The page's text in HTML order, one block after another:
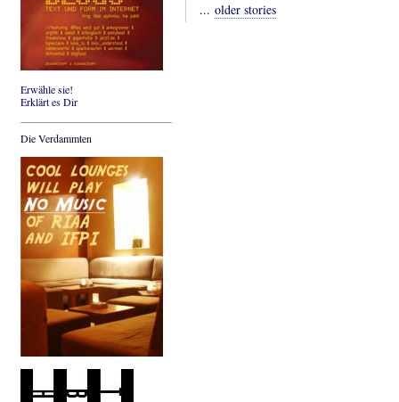
Erwähle sie!
Erklärt es Dir
Die Verdammten
... older stories